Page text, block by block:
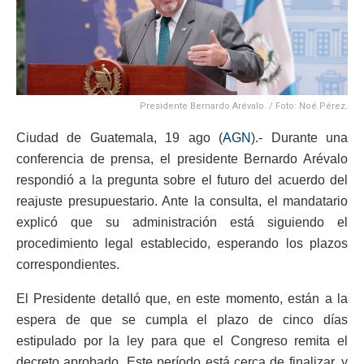
Presidente Bernardo Arévalo. / Foto: Noé Pérez.
Ciudad de Guatemala, 19 ago (AGN).- Durante una
conferencia de prensa, el presidente Bernardo Arévalo
respondió a la pregunta sobre el futuro del acuerdo del
reajuste presupuestario. Ante la consulta, el mandatario
explicó que su administración está siguiendo el
procedimiento legal establecido, esperando los plazos
correspondientes.
El Presidente detalló que, en este momento, están a la
espera de que se cumpla el plazo de cinco días
estipulado por la ley para que el Congreso remita el